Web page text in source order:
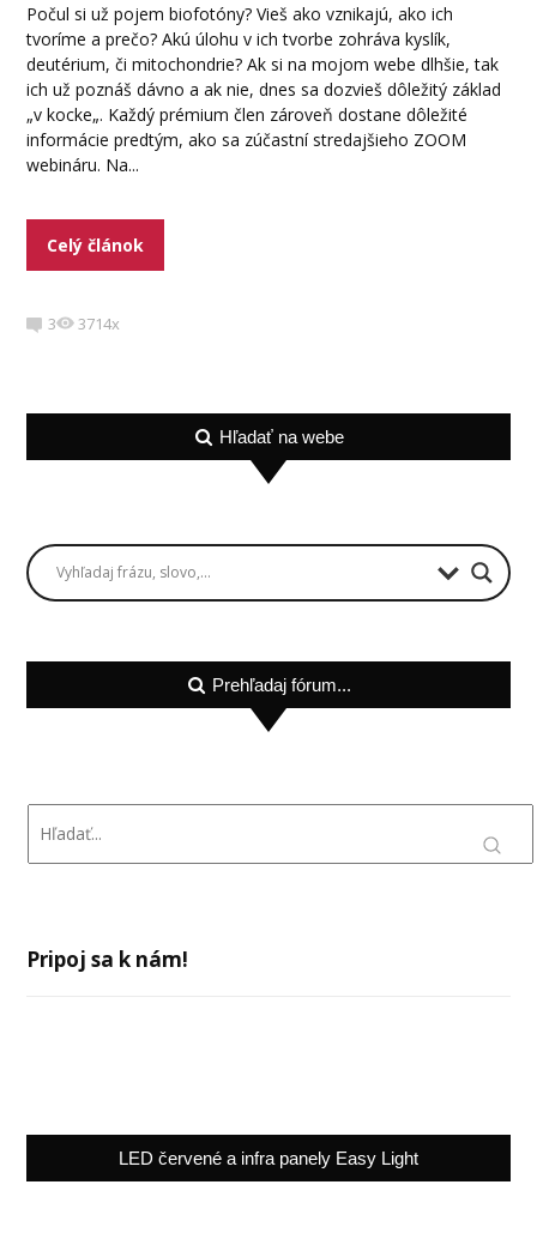
Počul si už pojem biofotóny? Vieš ako vznikajú, ako ich
tvoríme a prečo? Akú úlohu v ich tvorbe zohráva kyslík,
deutérium, či mitochondrie? Ak si na mojom webe dlhšie, tak
ich už poznáš dávno a ak nie, dnes sa dozvieš dôležitý základ
„v kocke„. Každý prémium člen zároveň dostane dôležité
informácie predtým, ako sa zúčastní stredajšieho ZOOM
webináru. Na...
Celý článok
3 3714x
Hľadať na webe
Prehľadaj fórum...
Pripoj sa k nám!
LED červené a infra panely Easy Light